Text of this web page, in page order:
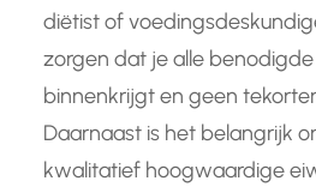
diëtist of
zorgen dat je alle
binnenkrijgt en geen
Daarnaast is het belangrijk
kwalitatief hoogwaardige